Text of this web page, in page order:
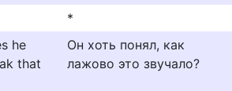
*
he
that
Он хоть понял, как
лажово это звучало?